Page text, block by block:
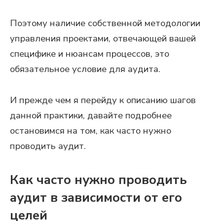
Поэтому наличие собственной методологии
управления проектами, отвечающей вашей
специфике и нюансам процессов, это
обязательное условие для аудита.
И прежде чем я перейду к описанию шагов
данной практики, давайте подробнее
остановимся на том, как часто нужно
проводить аудит.
Как часто нужно проводить
аудит в зависимости от его
целей